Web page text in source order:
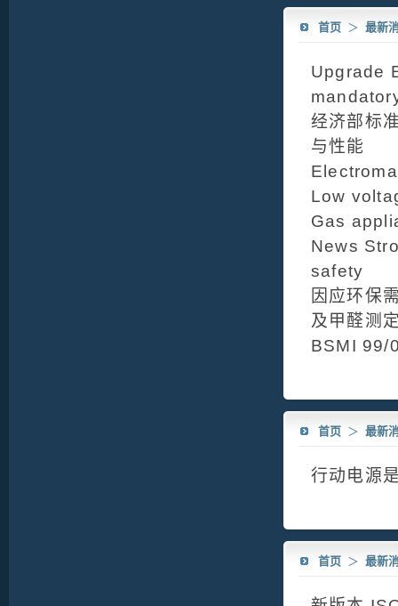
首页 ＞ 最新
Upgrade
经济部标
与性能
Low
Gas
News
safety
因应环保
及甲醛测
BSMI 99/
首页 ＞ 最新
行动电源
首页 ＞ 最新